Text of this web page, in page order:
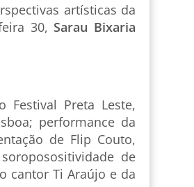
artísticas da
30, Sarau Bixaria
Preta Leste,
performance da
de Flip Couto,
de
cantor Ti Araújo e da